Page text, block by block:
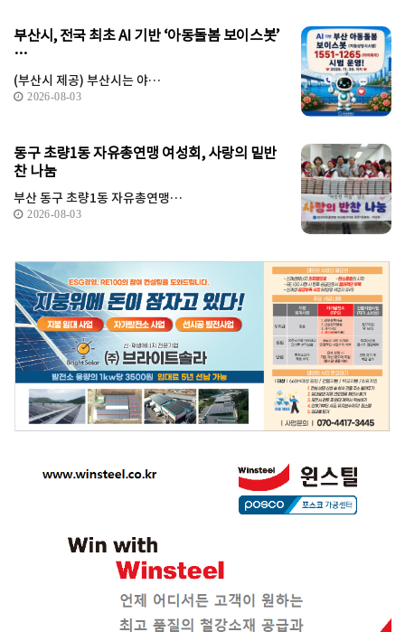
부산시, 전국 최초 AI 기반 ‘아동돌봄 보이스봇’
…
(부산시 제공) 부산시는 야…
2026-08-03
동구 초량1동 자유총연맹 여성회, 사랑의 밑반
찬 나눔
부산 동구 초량1동 자유총연맹…
2026-08-03